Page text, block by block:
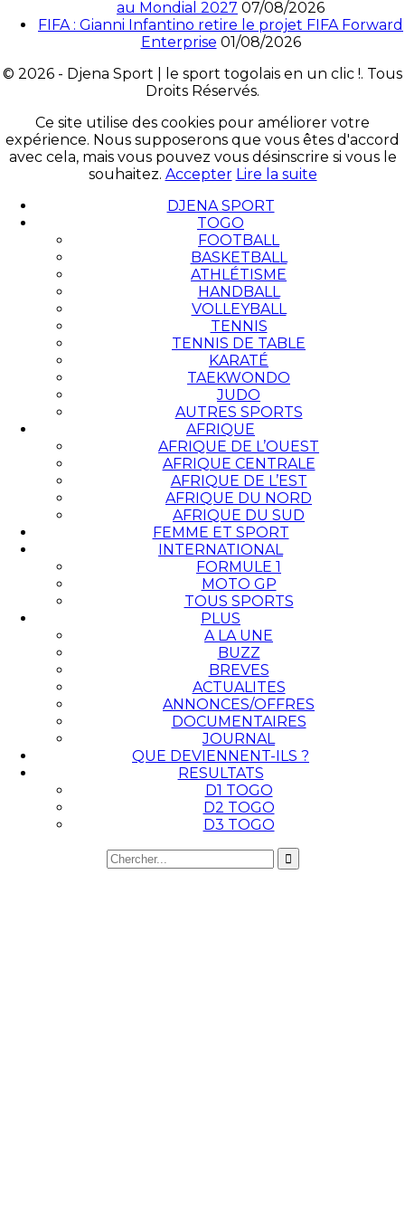
au Mondial 2027 07/08/2026
FIFA : Gianni Infantino retire le projet FIFA Forward
Enterprise 01/08/2026
© 2026 - Djena Sport | le sport togolais en un clic !. Tous
Droits Réservés.
Ce site utilise des cookies pour améliorer votre
expérience. Nous supposerons que vous êtes d'accord
avec cela, mais vous pouvez vous désinscrire si vous le
souhaitez. Accepter Lire la suite
DJENA SPORT
TOGO
FOOTBALL
BASKETBALL
ATHLÉTISME
HANDBALL
VOLLEYBALL
TENNIS
TENNIS DE TABLE
KARATÉ
TAEKWONDO
JUDO
AUTRES SPORTS
AFRIQUE
AFRIQUE DE L’OUEST
AFRIQUE CENTRALE
AFRIQUE DE L’EST
AFRIQUE DU NORD
AFRIQUE DU SUD
FEMME ET SPORT
INTERNATIONAL
FORMULE 1
MOTO GP
TOUS SPORTS
PLUS
A LA UNE
BUZZ
BREVES
ACTUALITES
ANNONCES/OFFRES
DOCUMENTAIRES
JOURNAL
QUE DEVIENNENT-ILS ?
RESULTATS
D1 TOGO
D2 TOGO
D3 TOGO